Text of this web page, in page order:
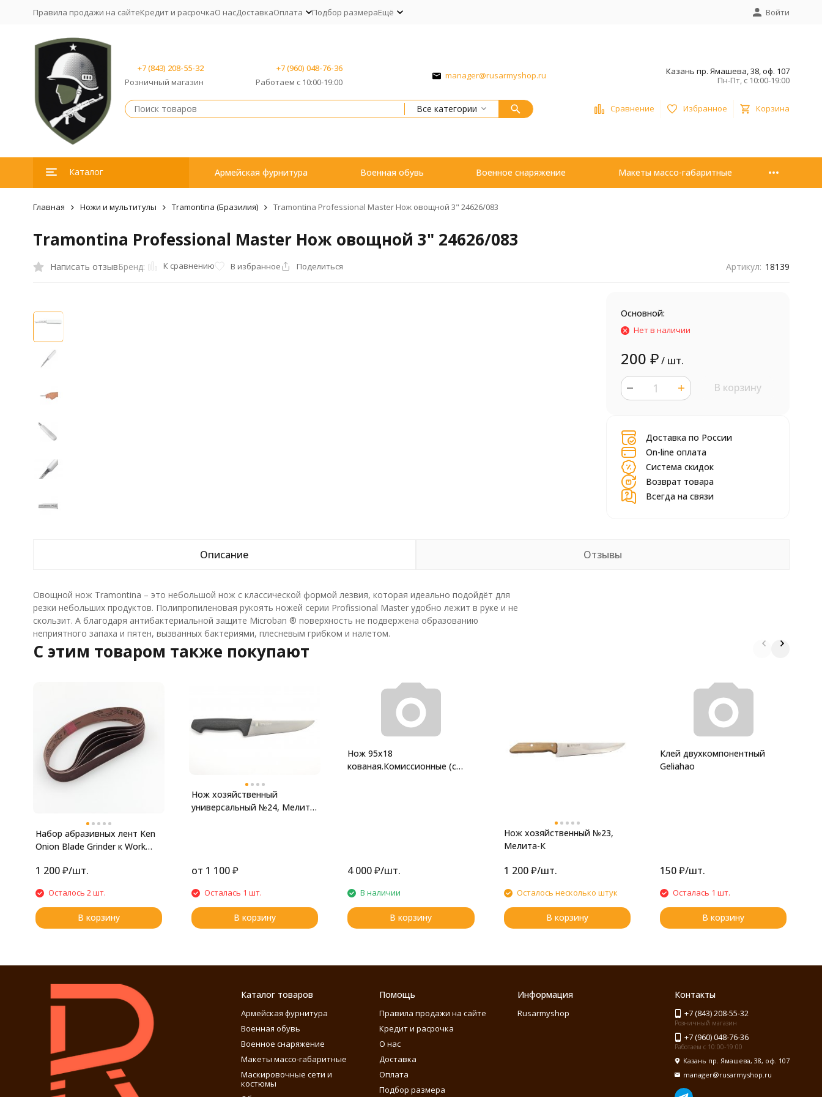
Правила продажи на сайтеКредит и расрочкаО насДоставкаОплата Подбор размераЕщё Войти
+7 (843) 208-55-32
Розничный магазин
+7 (960) 048-76-36
Работаем с 10:00-19:00
manager@rusarmyshop.ru
Казань пр. Ямашева, 38, оф. 107
Пн-Пт, с 10:00-19:00
Все категории Сравнение Избранное Корзина
Каталог Армейская фурнитура Военная обувь Военное снаряжение Макеты массо-габаритные
Главная Ножи и мультитулы Tramontina (Бразилия) Tramontina Professional Master Нож овощной 3" 24626/083
Tramontina Professional Master Нож овощной 3" 24626/083
Написать отзывБренд: К сравнению В избранное Поделиться Артикул: 18139
Основной:
Нет в наличии
200 ₽/ шт.
В корзину
Доставка по России
On-line оплата
Система скидок
Возврат товара
Всегда на связи
Описание Отзывы
Овощной нож Tramontina – это небольшой нож с классической формой лезвия, которая идеально подойдёт для
резки небольших продуктов. Полипропиленовая рукоять ножей серии Profissional Master удобно лежит в руке и не
скользит. А благодаря антибактериальной защите Microban ® поверхность не подвержена образованию
неприятного запаха и пятен, вызванных бактериями, плесневым грибком и налетом.
C этим товаром также покупают
Набор абразивных лент Ken
Onion Blade Grinder к Work
5штук)
1 200 ₽/шт.
Осталось 2 шт.
В корзину
Нож хозяйственный
универсальный №24, Мелита-
от 1 100₽
Осталась 1 шт.
В корзину
Нож 95х18
кованая.Комиссионные (с
4 000₽/шт.
В наличии
В корзину
Нож хозяйственный №23,
Мелита-К
1 200₽/шт.
Осталось несколько штук
В корзину
Клей двухкомпонентный
Geliahao
150₽/шт.
Осталась 1 шт.
В корзину
Каталог товаров
Армейская фурнитура
Военная обувь
Военное снаряжение
Макеты массо-габаритные
Маскировочные сети и
костюмы
Помощь
Правила продажи на сайте
Кредит и расрочка
О нас
Доставка
Оплата
Подбор размера
Информация
Rusarmyshop
Контакты
+7 (843) 208-55-32
Розничный магазин
+7 (960) 048-76-36
Работаем с 10:00-19:00
Казань пр. Ямашева, 38, оф. 107
manager@rusarmyshop.ru